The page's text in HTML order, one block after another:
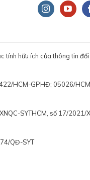
hữu ích của thông tin
HCM-GPHĐ; 05026/
SYTHCM, số 17/2021/
QĐ-SYT